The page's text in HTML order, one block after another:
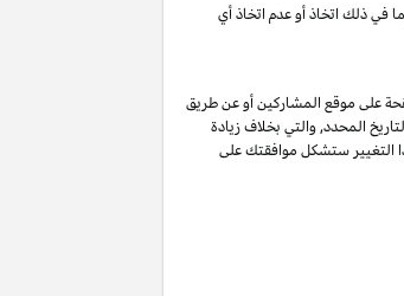
في ذلك اتخاذ أو عدم اتخاذ أي
على موقع المشاركين أو عن طريق
المحدد, والتي بخلاف زيادة
التغيير ستشكل موافقتك على